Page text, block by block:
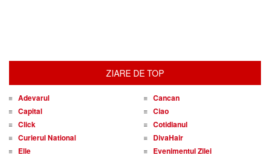
ZIARE DE TOP
Adevarul
Cancan
Capital
Ciao
Click
Cotidianul
Curierul National
DivaHair
Elle
Evenimentul Zilei